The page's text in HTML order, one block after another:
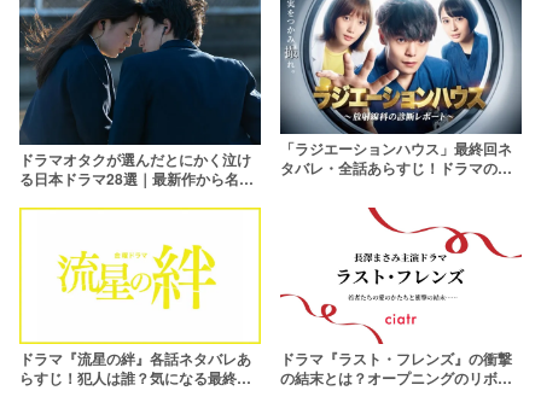
ドラマオタクが選んだとにかく泣け
る日本ドラマ28選｜最新作から名作
「ラジエーションハウス」最終回ネ
タバレ・全話あらすじ！ドラマの結
ドラマ『流星の絆』各話ネタバレあ
らすじ！犯人は誰？気になる最終回
ドラマ『ラスト・フレンズ』の衝撃
の結末とは？オープニングのリボン